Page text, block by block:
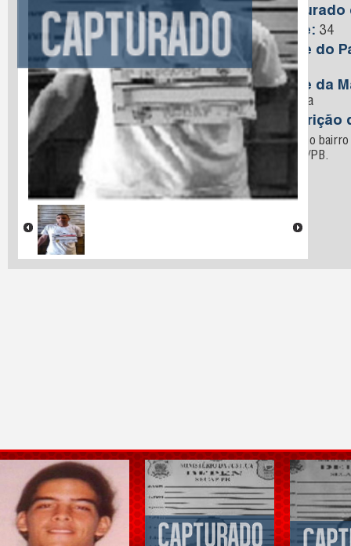
Capturado
Idade: 34
Nome do
Araujo
Nome da
Ferreira
Descrição
Preso no bairro
Pessoa/PB.